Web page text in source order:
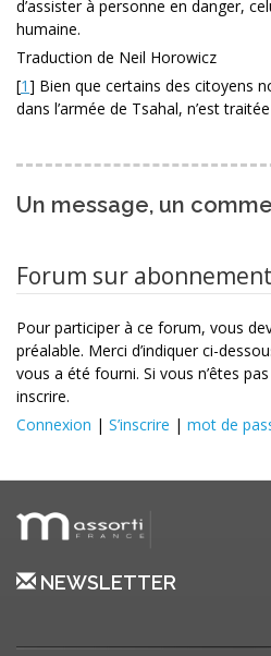
d’assister à personne en danger,
humaine.
Traduction de Neil Horowicz
[1] Bien que certains des citoyens
dans l’armée de Tsahal, n’est
Un message, un
Forum sur abonnement
Pour participer à ce forum, vous
préalable. Merci d’indiquer ci-
vous a été fourni. Si vous n’êtes
inscrire.
Connexion | S’inscrire | mot de
NEWSLETTER